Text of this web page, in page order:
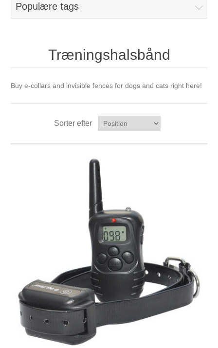
Populære tags
Træningshalsbånd
Buy e-collars and invisible fences for dogs and cats right here!
Sorter efter